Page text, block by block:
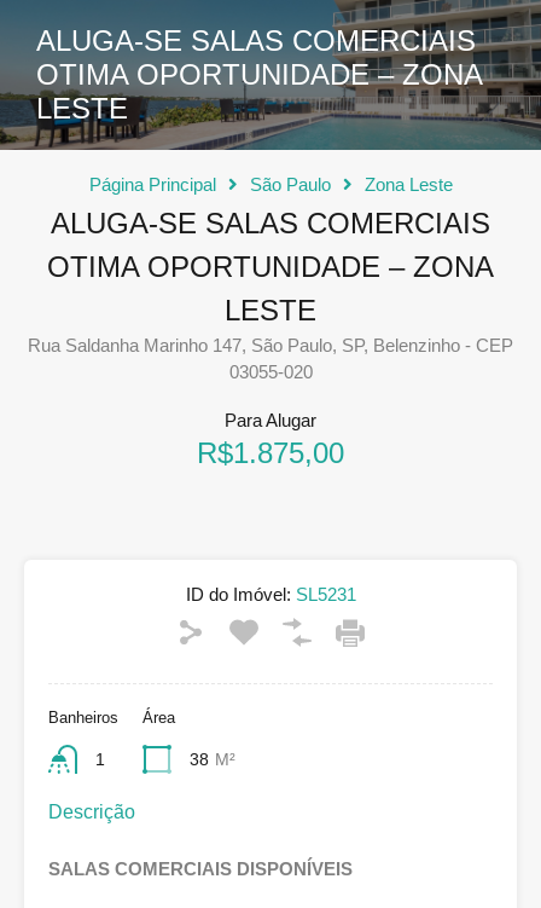
ALUGA-SE SALAS COMERCIAIS
OTIMA OPORTUNIDADE – ZONA
LESTE
Página Principal São Paulo Zona Leste
ALUGA-SE SALAS COMERCIAIS
OTIMA OPORTUNIDADE – ZONA
LESTE
Rua Saldanha Marinho 147, São Paulo, SP, Belenzinho - CEP
03055-020
Para Alugar
R$1.875,00
ID do Imóvel: SL5231
Banheiros
1
Área
38 M²
Descrição
SALAS COMERCIAIS DISPONÍVEIS